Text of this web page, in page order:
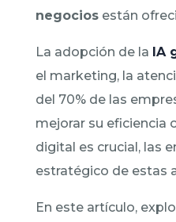
negocios están
La adopción de la IA
el marketing, la
del 70% de las
mejorar su eficiencia
digital es crucial, las
estratégico de estas
En este artículo,